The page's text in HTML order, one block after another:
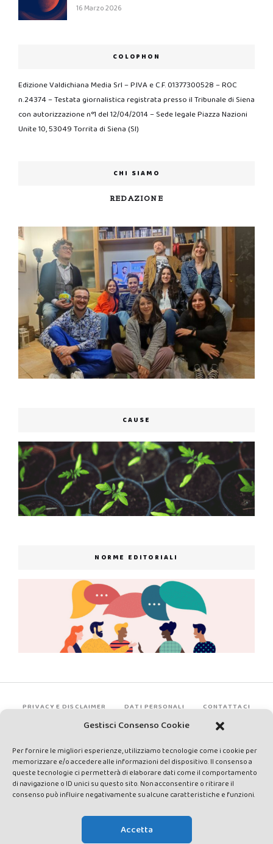
Gestisci Consenso Cookie
Per fornire le migliori esperienze, utilizziamo tecnologie come i cookie per
memorizzare e/o accedere alle informazioni del dispositivo. Il consenso a
queste tecnologie ci permetterà di elaborare dati come il comportamento
di navigazione o ID unici su questo sito. Non acconsentire o ritirare il
consenso può influire negativamente su alcune caratteristiche e funzioni.
Accetta
16 Marzo 2026
COLOPHON
Edizione Valdichiana Media Srl – P.IVA e C.F. 01377300528 – ROC
n.24374 – Testata giornalistica registrata presso il Tribunale di Siena
con autorizzazione n°1 del 12/04/2014 – Sede legale Piazza Nazioni
Unite 10, 53049 Torrita di Siena (SI)
CHI SIAMO
REDAZIONE
CAUSE
NORME EDITORIALI
PRIVACY E DISCLAIMER DATI PERSONALI CONTATTACI
rights reserved - Testata registrata presso il Tribunale di Siena con
autorizzazione n°1 del 12/04/2014 - Direttrice Responsabile: Chiara